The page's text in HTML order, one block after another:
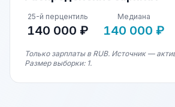
25-й перцентиль
140 000 ₽
Медиана
140 000 ₽
Только зарплаты в RUB. Источник —
Размер выборки: 1.